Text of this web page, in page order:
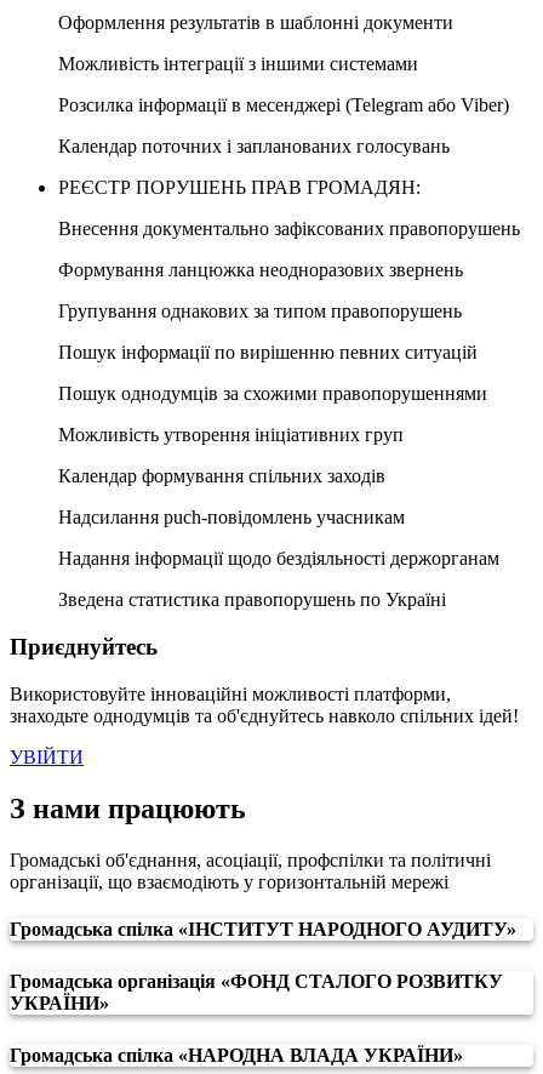
Оформлення результатів в шаблонні документи
Можливість інтеграції з іншими системами
Розсилка інформації в месенджері (Telegram або Viber)
Календар поточних і запланованих голосувань
РЕЄСТР ПОРУШЕНЬ ПРАВ ГРОМАДЯН:
Внесення документально зафіксованих правопорушень
Формування ланцюжка неодноразових звернень
Групування однакових за типом правопорушень
Пошук інформації по вирішенню певних ситуацій
Пошук однодумців за схожими правопорушеннями
Можливість утворення ініціативних груп
Календар формування спільних заходів
Надсилання puch-повідомлень учасникам
Надання інформації щодо бездіяльності держорганам
Зведена статистика правопорушень по Україні
Приєднуйтесь
Використовуйте інноваційні можливості платформи,
знаходьте однодумців та об'єднуйтесь навколо спільних ідей!
УВІЙТИ
З нами працюють
Громадські об'єднання, асоціації, профспілки та політичні
організації, що взаємодіють у горизонтальній мережі
Громадська спілка «ІНСТИТУТ НАРОДНОГО АУДИТУ»
Громадська організація «ФОНД СТАЛОГО РОЗВИТКУ
УКРАЇНИ»
Громадська спілка «НАРОДНА ВЛАДА УКРАЇНИ»